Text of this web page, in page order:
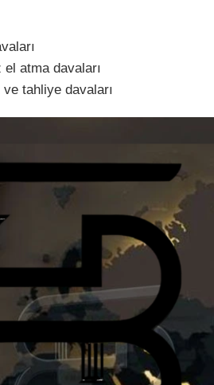
el atma davaları
tahliye davaları